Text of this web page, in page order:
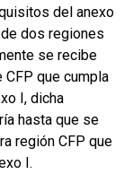
del anexo
dos regiones
se recibe
CFP que cumpla
I, dicha
hasta que se
región CFP que
I.